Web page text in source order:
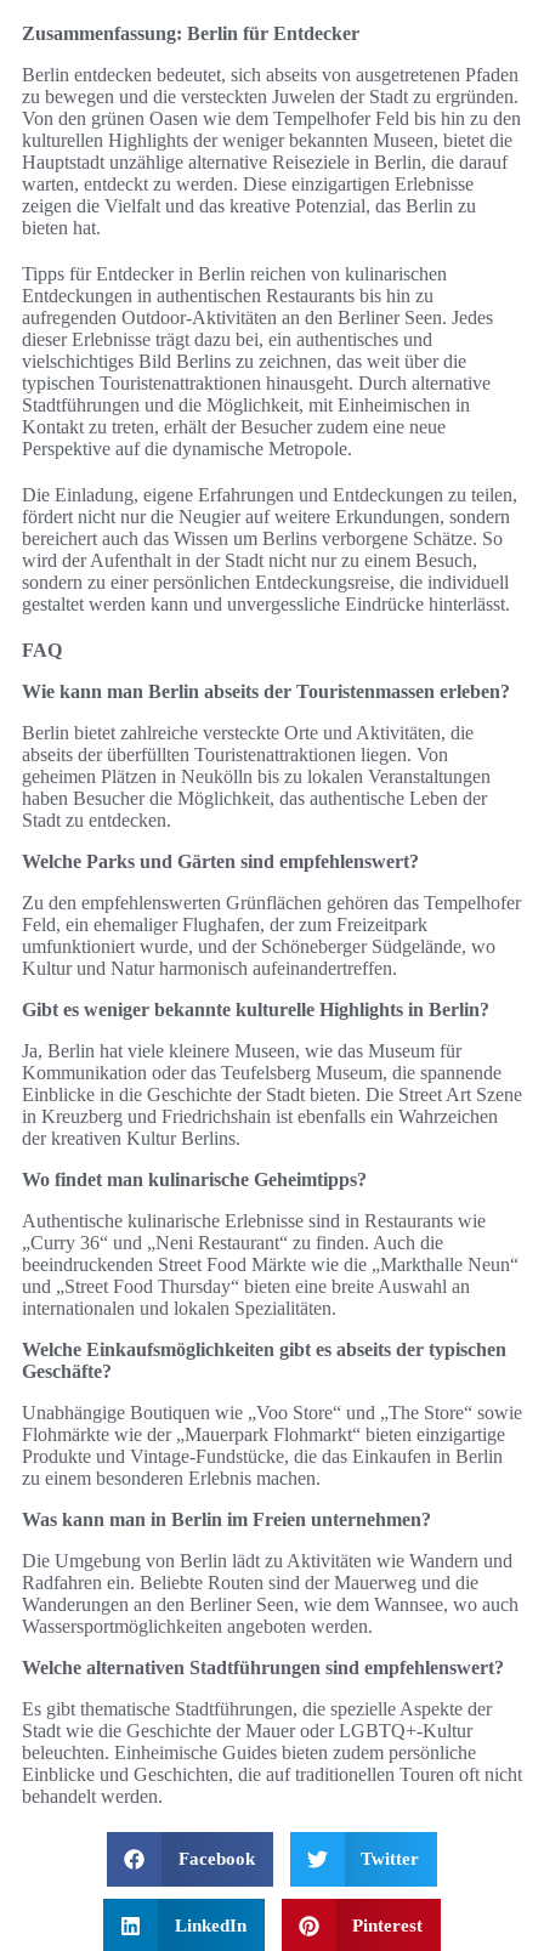
Zusammenfassung: Berlin für Entdecker
Berlin entdecken bedeutet, sich abseits von ausgetretenen Pfaden
zu bewegen und die versteckten Juwelen der Stadt zu ergründen.
Von den grünen Oasen wie dem Tempelhofer Feld bis hin zu den
kulturellen Highlights der weniger bekannten Museen, bietet die
Hauptstadt unzählige alternative Reiseziele in Berlin, die darauf
warten, entdeckt zu werden. Diese einzigartigen Erlebnisse
zeigen die Vielfalt und das kreative Potenzial, das Berlin zu
bieten hat.
Tipps für Entdecker in Berlin reichen von kulinarischen
Entdeckungen in authentischen Restaurants bis hin zu
aufregenden Outdoor-Aktivitäten an den Berliner Seen. Jedes
dieser Erlebnisse trägt dazu bei, ein authentisches und
vielschichtiges Bild Berlins zu zeichnen, das weit über die
typischen Touristenattraktionen hinausgeht. Durch alternative
Stadtführungen und die Möglichkeit, mit Einheimischen in
Kontakt zu treten, erhält der Besucher zudem eine neue
Perspektive auf die dynamische Metropole.
Die Einladung, eigene Erfahrungen und Entdeckungen zu teilen,
fördert nicht nur die Neugier auf weitere Erkundungen, sondern
bereichert auch das Wissen um Berlins verborgene Schätze. So
wird der Aufenthalt in der Stadt nicht nur zu einem Besuch,
sondern zu einer persönlichen Entdeckungsreise, die individuell
gestaltet werden kann und unvergessliche Eindrücke hinterlässt.
FAQ
Wie kann man Berlin abseits der Touristenmassen erleben?
Berlin bietet zahlreiche versteckte Orte und Aktivitäten, die
abseits der überfüllten Touristenattraktionen liegen. Von
geheimen Plätzen in Neukölln bis zu lokalen Veranstaltungen
haben Besucher die Möglichkeit, das authentische Leben der
Stadt zu entdecken.
Welche Parks und Gärten sind empfehlenswert?
Zu den empfehlenswerten Grünflächen gehören das Tempelhofer
Feld, ein ehemaliger Flughafen, der zum Freizeitpark
umfunktioniert wurde, und der Schöneberger Südgelände, wo
Kultur und Natur harmonisch aufeinandertreffen.
Gibt es weniger bekannte kulturelle Highlights in Berlin?
Ja, Berlin hat viele kleinere Museen, wie das Museum für
Kommunikation oder das Teufelsberg Museum, die spannende
Einblicke in die Geschichte der Stadt bieten. Die Street Art Szene
in Kreuzberg und Friedrichshain ist ebenfalls ein Wahrzeichen
der kreativen Kultur Berlins.
Wo findet man kulinarische Geheimtipps?
Authentische kulinarische Erlebnisse sind in Restaurants wie
„Curry 36“ und „Neni Restaurant“ zu finden. Auch die
beeindruckenden Street Food Märkte wie die „Markthalle Neun“
und „Street Food Thursday“ bieten eine breite Auswahl an
internationalen und lokalen Spezialitäten.
Welche Einkaufsmöglichkeiten gibt es abseits der typischen
Geschäfte?
Unabhängige Boutiquen wie „Voo Store“ und „The Store“ sowie
Flohmärkte wie der „Mauerpark Flohmarkt“ bieten einzigartige
Produkte und Vintage-Fundstücke, die das Einkaufen in Berlin
zu einem besonderen Erlebnis machen.
Was kann man in Berlin im Freien unternehmen?
Die Umgebung von Berlin lädt zu Aktivitäten wie Wandern und
Radfahren ein. Beliebte Routen sind der Mauerweg und die
Wanderungen an den Berliner Seen, wie dem Wannsee, wo auch
Wassersportmöglichkeiten angeboten werden.
Welche alternativen Stadtführungen sind empfehlenswert?
Es gibt thematische Stadtführungen, die spezielle Aspekte der
Stadt wie die Geschichte der Mauer oder LGBTQ+-Kultur
beleuchten. Einheimische Guides bieten zudem persönliche
Einblicke und Geschichten, die auf traditionellen Touren oft nicht
behandelt werden.
Facebook Twitter
LinkedIn Pinterest